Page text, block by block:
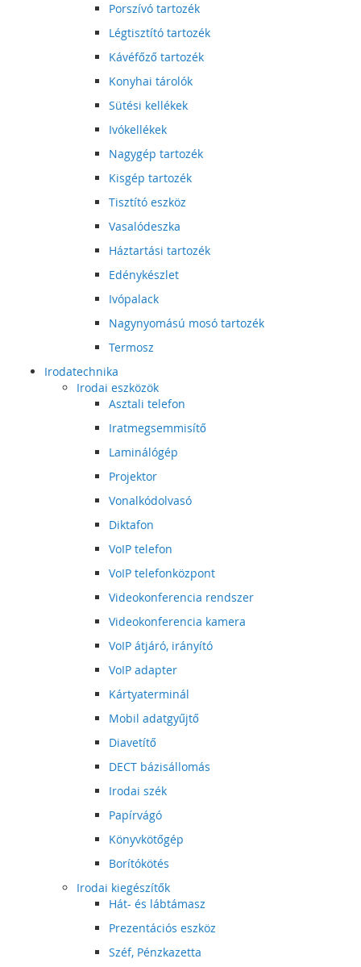
Porszívó tartozék
Légtisztító tartozék
Kávéfőző tartozék
Konyhai tárolók
Sütési kellékek
Ivókellékek
Nagygép tartozék
Kisgép tartozék
Tisztító eszköz
Vasalódeszka
Háztartási tartozék
Edénykészlet
Ivópalack
Nagynyomású mosó tartozék
Termosz
Irodatechnika
Irodai eszközök
Asztali telefon
Iratmegsemmisítő
Laminálógép
Projektor
Vonalkódolvasó
Diktafon
VoIP telefon
VoIP telefonközpont
Videokonferencia rendszer
Videokonferencia kamera
VoIP átjáró, irányító
VoIP adapter
Kártyaterminál
Mobil adatgyűjtő
Diavetítő
DECT bázisállomás
Irodai szék
Papírvágó
Könyvkötőgép
Borítókötés
Irodai kiegészítők
Hát- és lábtámasz
Prezentációs eszköz
Széf, Pénzkazetta